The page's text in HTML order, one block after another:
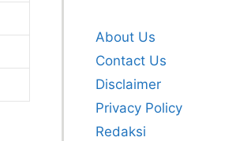
About Us
Contact Us
Disclaimer
Privacy Policy
Redaksi